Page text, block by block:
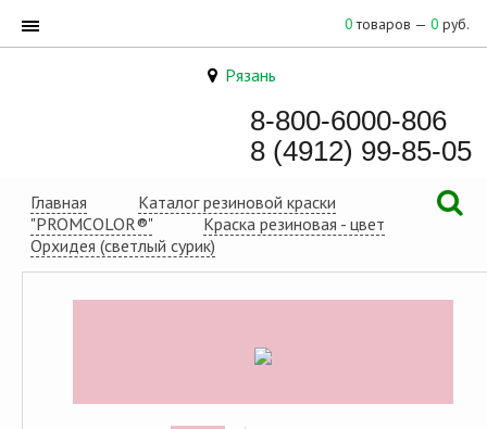
0товаров — 0 руб.
Рязань
8-800-6000-806
8 (4912) 99-85-05
Главная
Каталог резиновой краски
"PROMCOLOR®"
Краска резиновая - цвет
Орхидея (светлый сурик)